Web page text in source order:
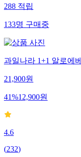
288적립
133명구매중
과일나라 1+1 알로에
21,900원
41%12,900원
4.6
(232)